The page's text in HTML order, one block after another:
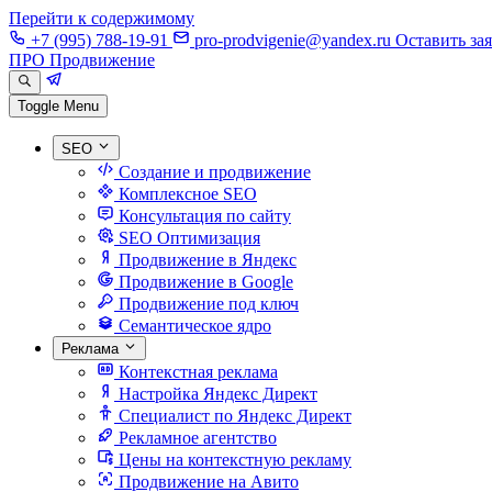
Перейти к содержимому
+7 (995) 788-19-91
pro-prodvigenie@yandex.ru Оставить
ПРО Продвижение
Toggle Menu
SEO
Создание и продвижение
Комплексное SEO
Консультация по сайту
SEO Оптимизация
Продвижение в Яндекс
Продвижение в Google
Продвижение под ключ
Семантическое ядро
Реклама
Контекстная реклама
Настройка Яндекс Директ
Специалист по Яндекс Директ
Рекламное агентство
Цены на контекстную рекламу
Продвижение на Авито